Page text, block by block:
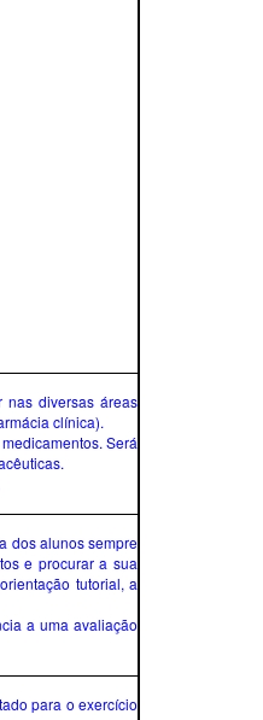
nas diversas áreas
clínica).
Será
dos alunos sempre
e procurar a sua
tutorial, a
a uma avaliação
para o exercício